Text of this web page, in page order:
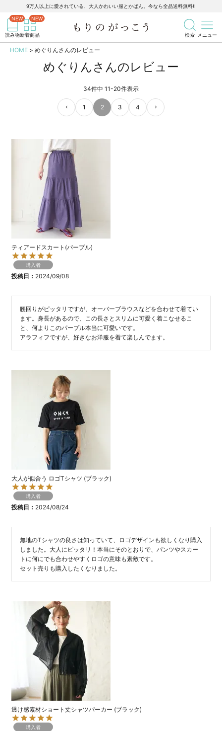
9万人以上に愛されている、大人かわいい服とかばん。今なら全品送料無料!!
読み物新着商品 検索 メニュー
商品を検索 記事を検索
HOME めぐりんさんのレビュー
めぐりんさんのレビュー
34件中 11-20件表示
1 2 3 4
ティアードスカート(パープル)
購入者
投稿日 2024/09/08
腰回りがピッタリですが、オーバーブラウスなどを合わせて着てい
ます。身長があるので、この長さとスリムに可愛く着こなせるこ
と、何よりこのパープル本当に可愛いです。
アラフィフですが、好きなお洋服を着て楽しんでます。
大人が似合う ロゴTシャツ (ブラック)
購入者
投稿日 2024/08/24
無地のTシャツの良さは知っていて、ロゴデザインも欲しくなり購入
しました。大人にピッタリ！本当にそのとおりで、パンツやスカー
トに何にでも合わせやすくロゴの意味も素敵です。
セット売りも購入したくなりました。
透け感素材ショート丈シャツパーカー (ブラック)
購入者